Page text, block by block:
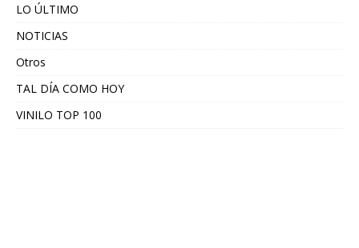
LO ÚLTIMO
NOTICIAS
Otros
TAL DÍA COMO HOY
VINILO TOP 100